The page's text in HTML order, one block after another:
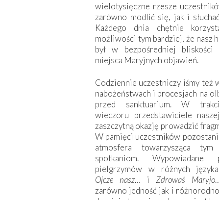
wielotysięczne rzesze
zarówno modlić się, jak i
Każdego dnia chętnie
możliwości tym bardziej, że nasz
był w bezpośredniej bliskości
miejsca Maryjnych objawień.
Codziennie uczestniczyliśmy też
nabożeństwach i procesjach na
przed sanktuarium. W
wieczoru przedstawiciele
zaszczytną okazję prowadzić
W pamięci uczestników
atmosfera towarzysząca tym
spotkaniom.
pielgrzymów w różnych
Ojcze nasz… i Zdrowaś Maryjo
zarówno jedność jak i